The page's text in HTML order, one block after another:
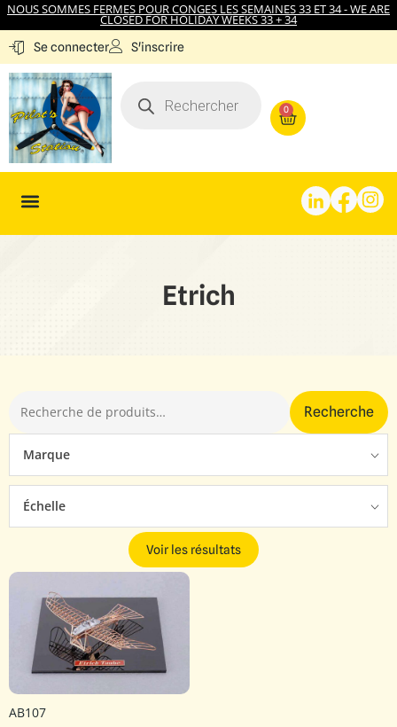
NOUS SOMMES FERMES POUR CONGES LES SEMAINES 33 ET 34 - WE ARE
CLOSED FOR HOLIDAY WEEKS 33 + 34
Se connecter S'inscrire
0
Etrich
Recherche
Marque
Échelle
Voir les résultats
AB107